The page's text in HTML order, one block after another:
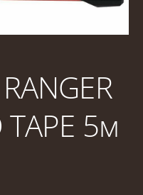
5м